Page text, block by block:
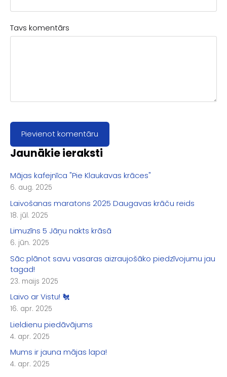
Jaunākie ieraksti
Mājas kafejnīca "Pie Klaukavas krāces"
6. aug. 2025
Laivošanas maratons 2025 Daugavas krāču reids
18. jūl. 2025
Limuzīns 5 Jāņu nakts krāsā
6. jūn. 2025
Sāc plānot savu vasaras aizraujošāko piedzīvojumu jau
tagad!
23. maijs 2025
Laivo ar Vistu! 🐔
16. apr. 2025
Lieldienu piedāvājums
4. apr. 2025
Mums ir jauna mājas lapa!
4. apr. 2025
Tavs komentārs